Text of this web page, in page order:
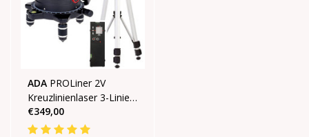
ADA PROLiner 2V
Kreuzlinienlaser 3-Linien
SET
€349,00